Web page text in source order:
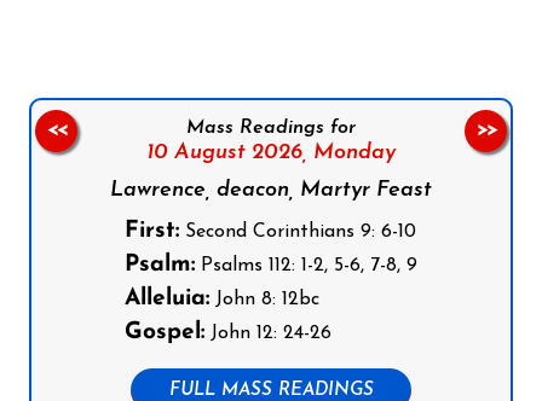
Mass Readings for
10 August 2026, Monday
Lawrence, deacon, Martyr Feast
First: Second Corinthians 9: 6-10
Psalm: Psalms 112: 1-2, 5-6, 7-8, 9
Alleluia: John 8: 12bc
Gospel: John 12: 24-26
FULL MASS READINGS
<< >>